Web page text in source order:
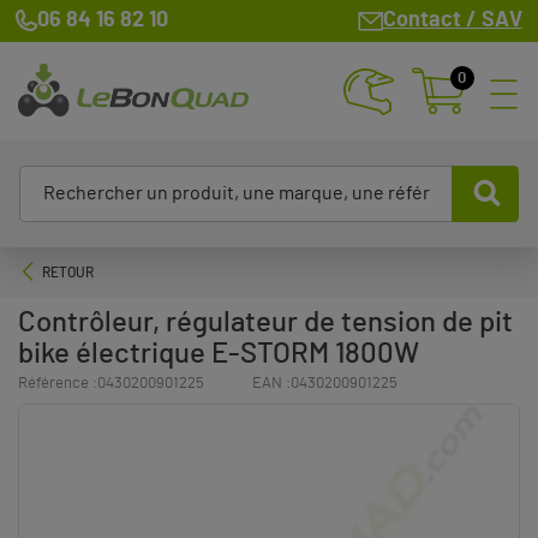
06 84 16 82 10 Contact / SAV
0
RETOUR
Contrôleur, régulateur de tension de pit
bike électrique E-STORM 1800W
Référence :0430200901225 EAN :0430200901225